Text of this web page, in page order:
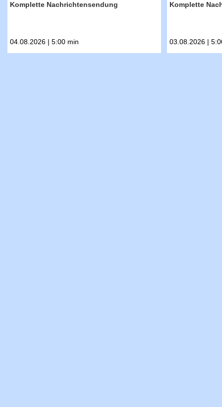
Komplette Nachrichtensendung
04.08.2026 | 5:00 min
Komplette
03.08.2026 |